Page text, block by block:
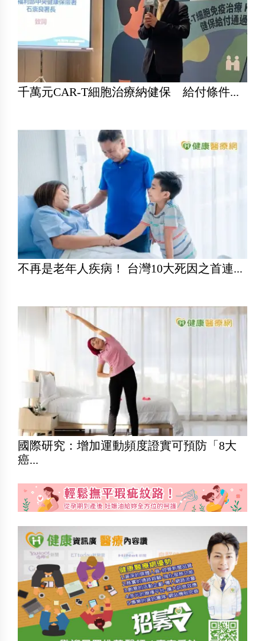
千萬元CAR-T細胞治療納健保 給付條件...
不再是老年人疾病！ 台灣10大死因之首連...
國際研究：增加運動頻度證實可預防「8大
癌...